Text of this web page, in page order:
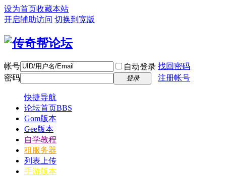
设为首页收藏本站
开启辅助访问 切换到宽版
帐号 自动登录 找回密码
密码
登录 注册帐号
快捷导航
论坛首页BBS
Gom版本
Gee版本
自学教程
租服务器
列表上传
手游版本